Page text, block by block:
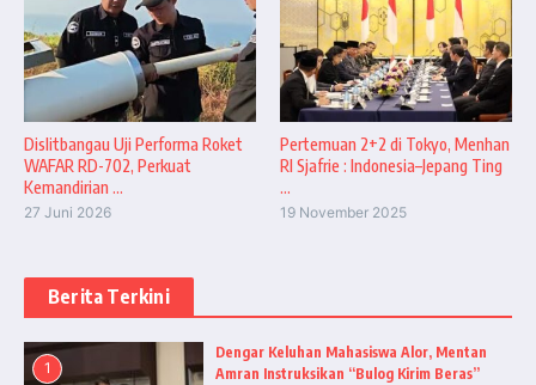
Dislitbangau Uji Performa Roket
WAFAR RD-702, Perkuat
Kemandirian ...
27 Juni 2026
Pertemuan 2+2 di Tokyo, Menhan
RI Sjafrie : Indonesia–Jepang Ting
...
19 November 2025
Berita Terkini
1
Dengar Keluhan Mahasiswa Alor, Mentan
Amran Instruksikan “Bulog Kirim Beras”